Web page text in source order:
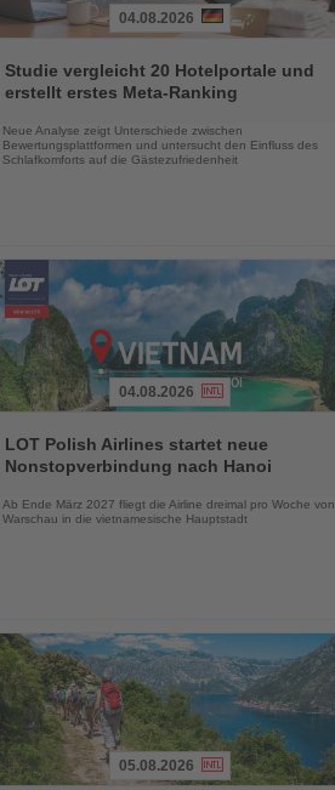
Sie
die
04.08.2026
Studie vergleicht 20 Hotelportale und
erstellt erstes Meta-Ranking
Neue Analyse zeigt Unterschiede zwischen
Bewertungsplattformen und untersucht den Einfluss des
Schlafkomforts auf die Gästezufriedenheit
Sie
die
Nachrichten
04.08.2026
LOT Polish Airlines startet neue
Nonstopverbindung nach Hanoi
Ab Ende März 2027 fliegt die Airline dreimal pro Woche von
Warschau in die vietnamesische Hauptstadt
05.08.2026